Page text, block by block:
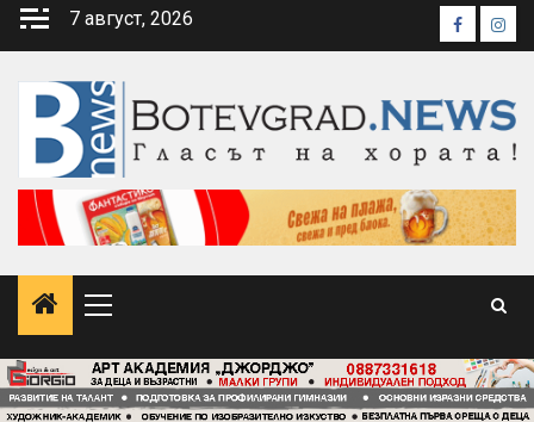
Skip
7 август, 2026 Facebook
Primary